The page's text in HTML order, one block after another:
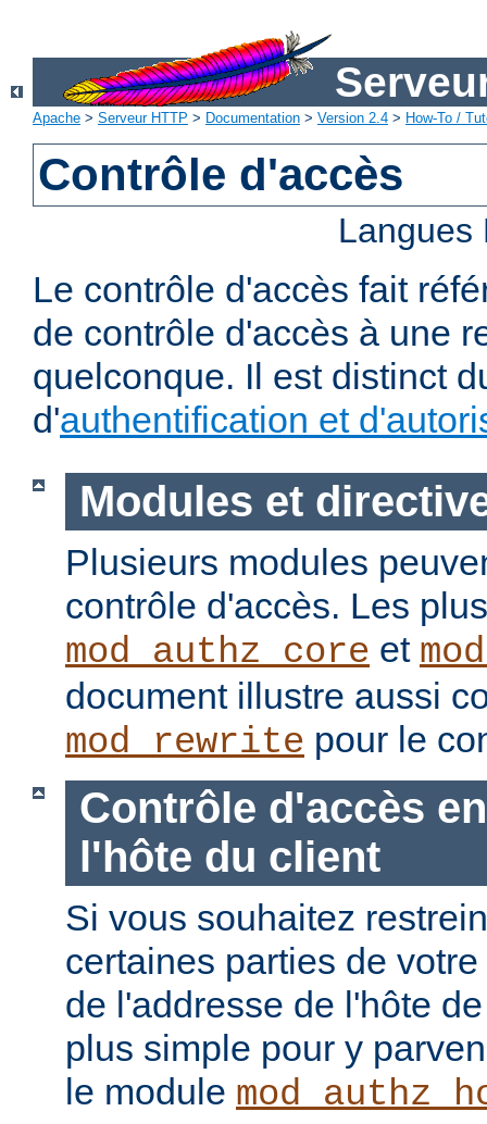
Apache > Serveur HTTP > Documentation > Version 2.4 > How-To /
Contrôle d'accès
Le contrôle d'accès fait
de contrôle d'accès à une
quelconque. Il est distinct
d'authentification et
Modules et
Plusieurs modules
contrôle d'accès. Les
mod_authz_core et
document illustre aussi
mod_rewrite pour le
Contrôle d'accès
l'hôte du client
Si vous souhaitez
certaines parties de
de l'addresse de l'hôte
plus simple pour y
le module